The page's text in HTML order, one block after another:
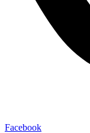
Facebook